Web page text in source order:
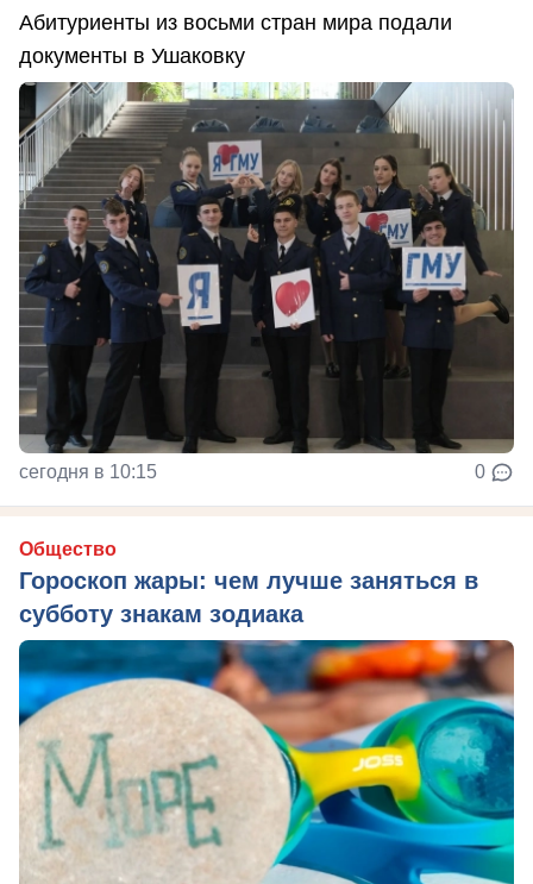
Абитуриенты из восьми стран мира подали
документы в Ушаковку
сегодня в 10:15 0
Общество
Гороскоп жары: чем лучше заняться в
субботу знакам зодиака